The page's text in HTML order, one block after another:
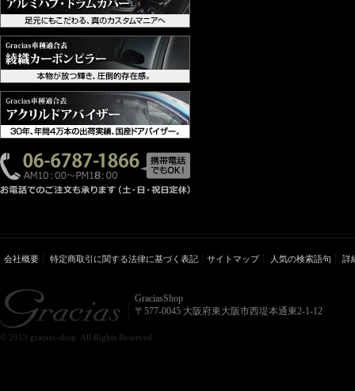
会社概要 特定商取引に関する法律に基づく表記 サイトマップ 人気の検索語句 詳
GraciasShop
〒577-0045 大阪府東大阪市西堤本通東2-1-12
© 2013 gracias-shop. All Rights Reserved.